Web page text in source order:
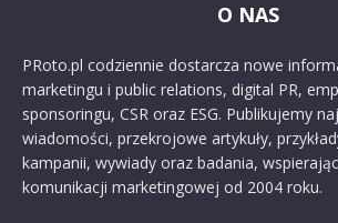
O NAS
PRoto.pl codziennie dostarcza nowe
marketingu i public relations, digital PR,
sponsoringu, CSR oraz ESG. Publikujemy
wiadomości, przekrojowe artykuły,
kampanii, wywiady oraz badania,
komunikacji marketingowej od 2004 roku.